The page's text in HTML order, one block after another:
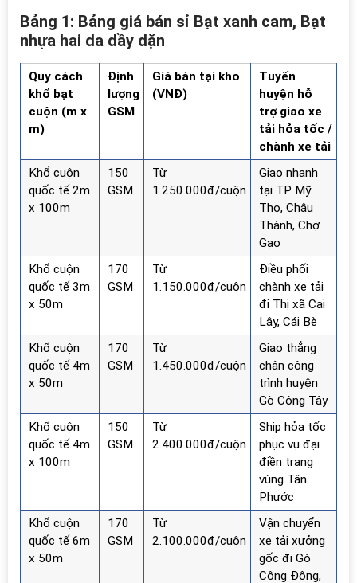
Bảng 1: Bảng giá bán sỉ Bạt xanh cam, Bạt
nhựa hai da dầy dặn
Quy cách
khổ bạt
cuộn (m x
m)
Định
lượng
GSM
Giá bán tại kho
(VNĐ)
Tuyến
huyện hỗ
trợ giao xe
tải hỏa tốc /
chành xe tải
Khổ cuộn
quốc tế 2m
x 100m
150
GSM
Từ
1.250.000đ/cuộn
Giao nhanh
tại TP Mỹ
Tho, Châu
Thành, Chợ
Gạo
Khổ cuộn
quốc tế 3m
x 50m
170
GSM
Từ
1.150.000đ/cuộn
Điều phối
chành xe tải
đi Thị xã Cai
Lậy, Cái Bè
Khổ cuộn
quốc tế 4m
x 50m
170
GSM
Từ
1.450.000đ/cuộn
Giao thẳng
chân công
trình huyện
Gò Công Tây
Khổ cuộn
quốc tế 4m
x 100m
150
GSM
Từ
2.400.000đ/cuộn
Ship hỏa tốc
phục vụ đại
điền trang
vùng Tân
Phước
Khổ cuộn
quốc tế 6m
x 50m
170
GSM
Từ
2.100.000đ/cuộn
Vận chuyển
xe tải xưởng
gốc đi Gò
Công Đông,